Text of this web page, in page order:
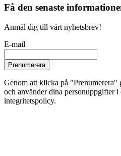
Få den senaste
Anmäl dig till vårt nyhetsbrev!
E-mail
Prenumerera
Genom att klicka på "Prenumerera"
och använder dina personuppgifter
integritetspolicy.